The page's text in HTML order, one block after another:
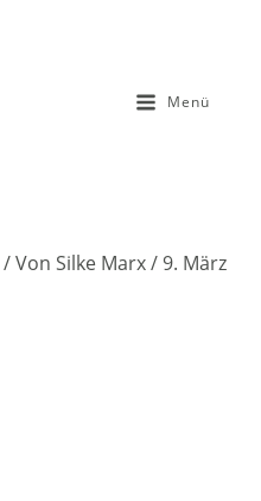
Menü
/ Von Silke Marx/ 9. März